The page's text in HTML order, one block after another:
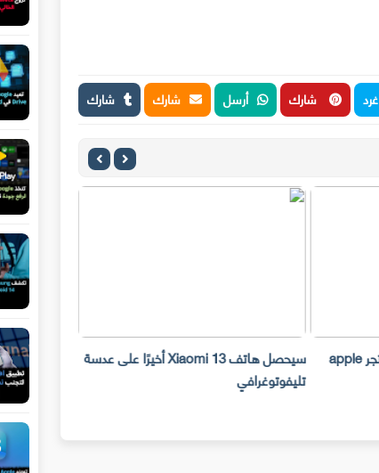
غرد شارك أرسل شارك شارك
سرقة 300 جهازiPhone أمام متجر apple سيحصل هاتف Xiaomi 13 أخيرًا على عدسة
تليفوتوغرافي الفيديو